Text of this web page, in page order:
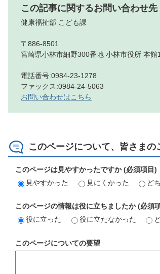
この記事に関するお問い合わせ先
健康福祉部 こども課
〒886-8501
宮崎県小林市細野300番地 小林市役所 本館
電話番号:0984-23-1278
ファックス:0984-24-5063
お問い合わせはこちら
このページについて、皆さまの
このページは見やすかったですか (必須項目)
見やすかった
見にくかった ど
このページの情報は役に立ちましたか (必須
役に立った
役に立たなかった
このページについての要望